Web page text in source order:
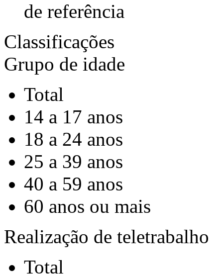
de referência
Classificações
Grupo de idade
Total
14 a 17 anos
18 a 24 anos
25 a 39 anos
40 a 59 anos
60 anos ou mais
Realização de teletrabalho
Total